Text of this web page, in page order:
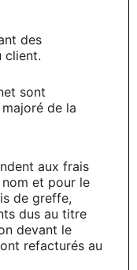
des
client.
sont
de la
aux frais
et pour le
de greffe,
dus au titre
devant le
refacturés au